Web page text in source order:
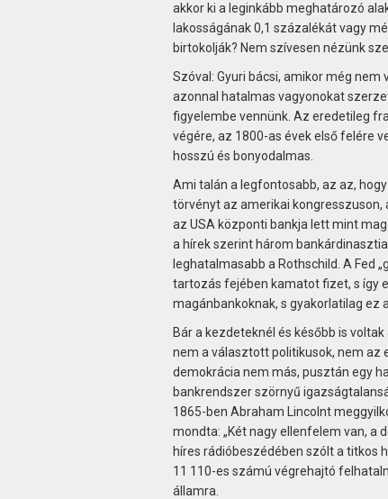
akkor ki a leginkább meghatározó
lakosságának 0,1 százalékát vagy
birtokolják? Nem szívesen nézünk
Szóval: Gyuri bácsi, amikor még nem
azonnal hatalmas vagyonokat
figyelembe vennünk. Az eredetileg
végére, az 1800-as évek első felére
hosszú és bonyodalmas.
Ami talán a legfontosabb, az az,
törvényt az amerikai kongresszuson,
az USA központi bankja lett mint
a hírek szerint három
leghatalmasabb a Rothschild. A Fed
tartozás fejé­ben kamatot fizet, s így
magánbankoknak, s gyakorlatilag ez
Bár a kezdeteknél és később is
nem a választott politikusok, nem az
demokrácia nem más, pusztán egy
bankrendszer szörnyű
1865-ben Abraham Lincolnt
mondta: „Két nagy ellenfelem van, a
híres rádióbeszédében szólt a titkos
11 110-es számú végrehajtó
államra.